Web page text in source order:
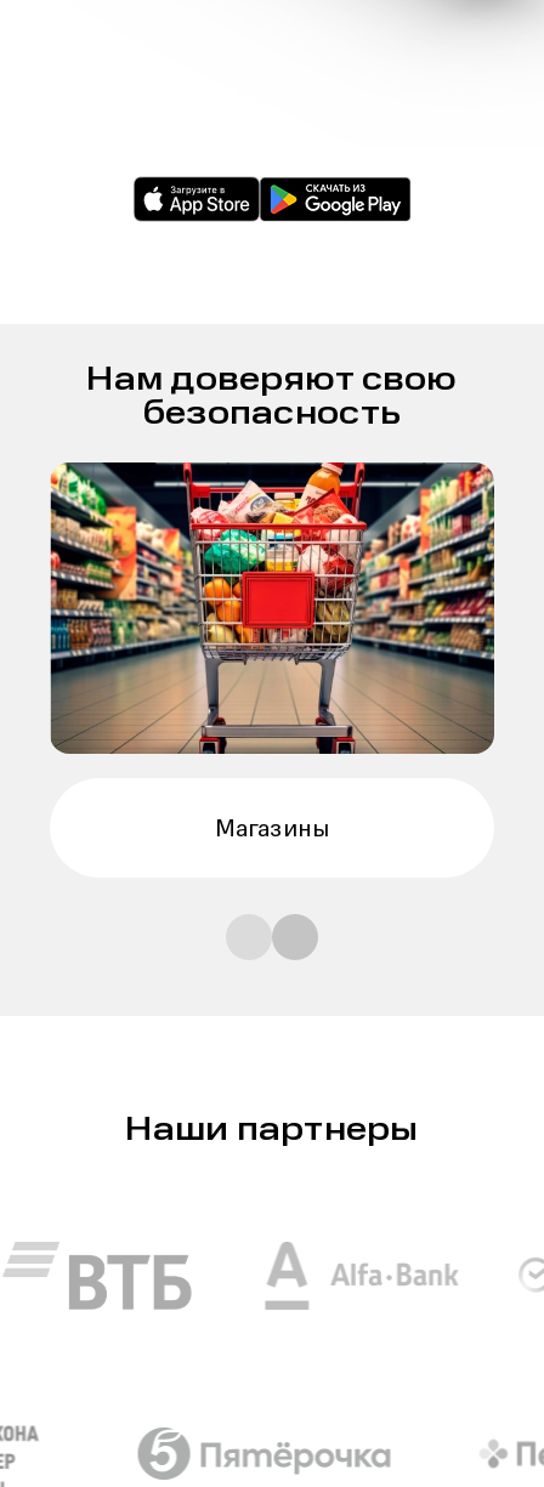
Нам доверяют свою
безопасность
Премиальные магазины
Наши партнеры